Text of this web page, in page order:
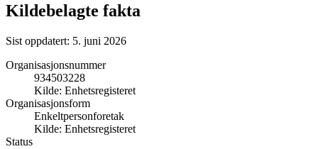
Kildebelagte fakta
Sist oppdatert: 5. juni 2026
Organisasjonsnummer
934503228
Kilde: Enhetsregisteret
Organisasjonsform
Enkeltpersonforetak
Kilde: Enhetsregisteret
Status